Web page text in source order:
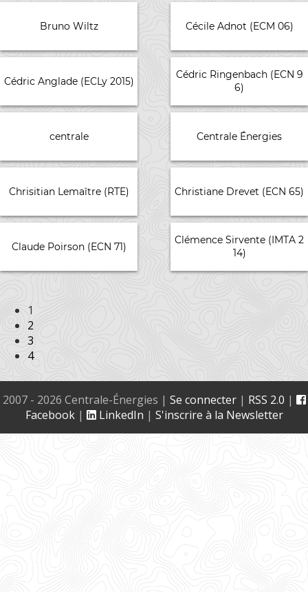
Bruno Wiltz Cécile Adnot (ECM 06)
Cédric Anglade (ECLy 2015)
Cédric Ringenbach (ECN 9
6)
centrale Centrale Énergies
Chrisitian Lemaître (RTE) Christiane Drevet (ECN 65)
Claude Poirson (ECN 71)
Clémence Sirvente (IMTA 2
14)
1
2
3
4
2007 - 2026 Centrale-Énergies | Se connecter| RSS 2.0 |
Facebook| LinkedIn | S'inscrire à la Newsletter